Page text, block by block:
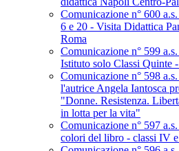
Comunicazione n° 600
6 e 20 - Visita Didattica
Roma
Comunicazione n° 599
Istituto solo Classi Quinte
Comunicazione n° 598
l'autrice Angela Iantosca
"Donne. Resistenza.
in lotta per la vita"
Comunicazione n° 597
colori del libro - classi IV